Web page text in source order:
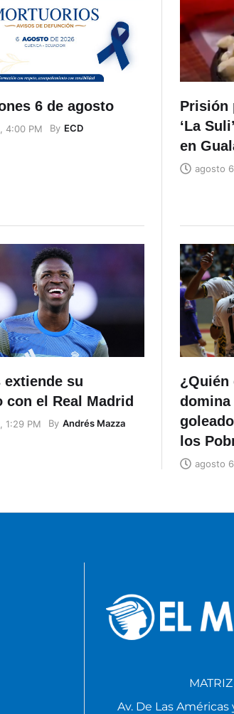
6 de agosto
4:00 PM By ECD
Prisión
‘La
en
agosto
su
con el Real Madrid
1:29 PM By Andrés Mazza
¿Quién
domina
los
agosto
Av. De Las Américas